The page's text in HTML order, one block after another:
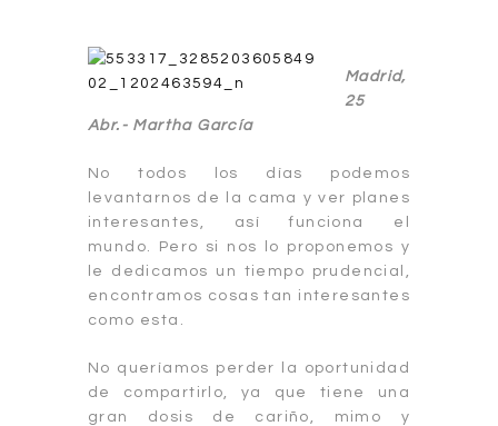
Madrid,
25
Abr.- Martha García
No todos los días podemos
levantarnos de la cama y ver planes
interesantes, así funciona el
mundo. Pero si nos lo proponemos y
le dedicamos un tiempo prudencial,
encontramos cosas tan interesantes
como esta.
No queríamos perder la oportunidad
de compartirlo, ya que tiene una
gran dosis de cariño, mimo y